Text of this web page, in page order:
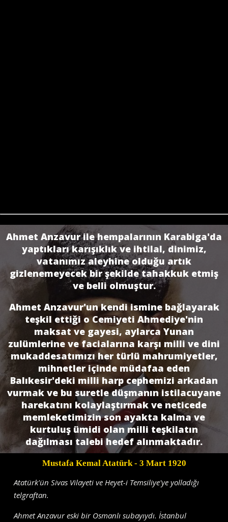
Ahmet Anzavur ile hempalarının Karabiga'da
yaptıkları karışıklık ve ihtilal, dinimiz,
vatanımız aleyhine olduğu artık
gizlenemeyecek bir şekilde tahakkuk etmiş
ve belli olmuştur.
Ahmet Anzavur'un kendi ismine bağlayarak
teşkil ettiği o Cemiyeti Ahmediye'nin
maksat ve gayesi, aylarca Yunan
zulümlerine ve facialarına karşı milli ve dini
mukaddesatımızı her türlü mahrumiyetler,
mihnetler içinde müdafaa eden
Balıkesir'deki milli harp cephemizi arkadan
vurmak ve bu suretle düşmanın istilacuyane
harekatını kolaylaştırmak ve neticede
memleketimizin son ayakta kalma ve
kurtuluş ümidi olan milli teşkilatın
dağılması talebi hedef alınmaktadır.
Mustafa Kemal Atatürk- 3 Mart 1920
Atatürk'ün Sivas Vilayeti ve Heyet-i Temsiliye'ye yolladığı
telgraftan.
Ahmet Anzavur eski bir Osmanlı subayıydı. İstanbul